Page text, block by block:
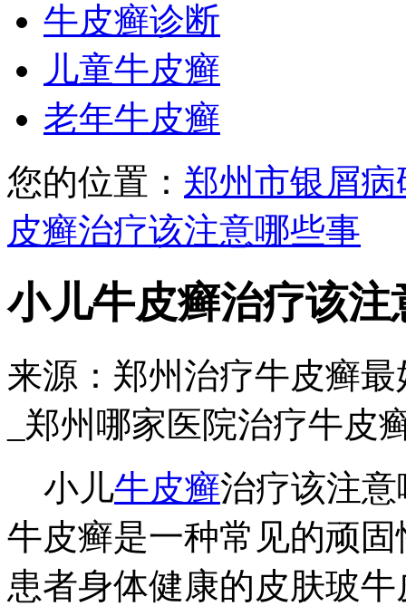
牛皮癣诊断
儿童牛皮癣
老年牛皮癣
您的位置： 郑州市银屑病
皮癣治疗该注意哪些事
小儿牛皮癣治疗该注
来源：郑州治疗牛皮癣
_郑州哪家医院治疗牛皮
小儿牛皮癣治疗该注
牛皮癣是一种常见的顽
患者身体健康的皮肤玻